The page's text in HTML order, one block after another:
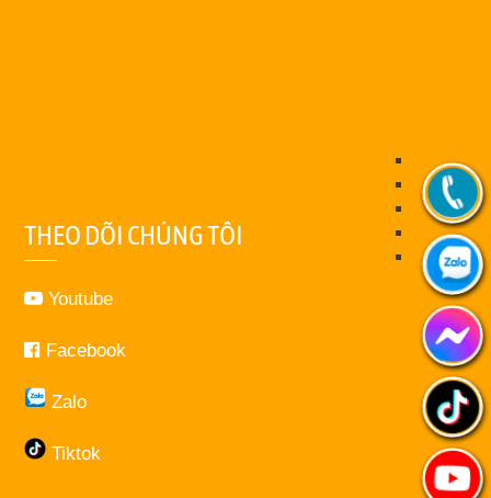
THEO DÕI CHÚNG TÔI
Youtube
Facebook
Zalo
Tiktok